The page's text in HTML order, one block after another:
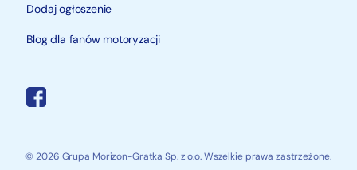
Dodaj ogłoszenie
Blog dla fanów motoryzacji
© 2026 Grupa Morizon-Gratka Sp. z o.o. Wszelkie prawa zastrzeżone.